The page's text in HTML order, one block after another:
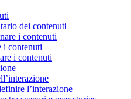
dei contenuti
i contenuti
i contenuti
i contenuti
l’interazione